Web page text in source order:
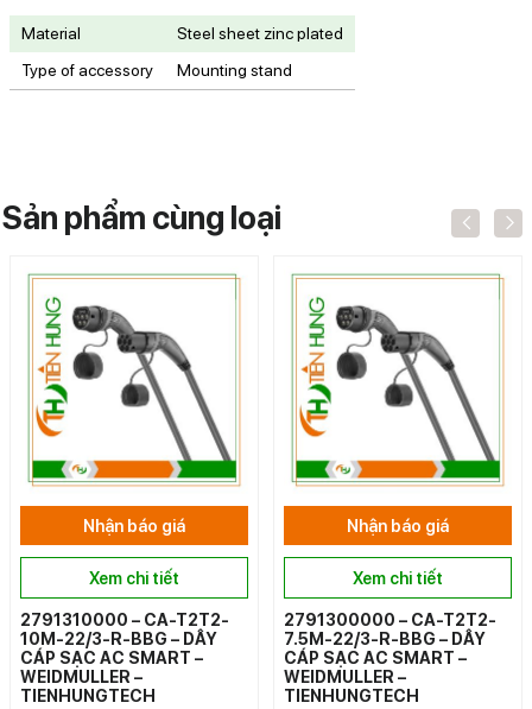
Material
Steel sheet zinc plated
Type of accessory
Mounting stand
Sản phẩm cùng loại
Nhận báo giá
Xem chi tiết
2791310000 – CA-T2T2-
10M-22/3-R-BBG – DÂY
CÁP SẠC AC SMART –
WEIDMULLER –
TIENHUNGTECH
Nhận báo giá
Xem chi tiết
2791300000 – CA-T2T2-
7.5M-22/3-R-BBG – DÂY
CÁP SẠC AC SMART –
WEIDMULLER –
TIENHUNGTECH